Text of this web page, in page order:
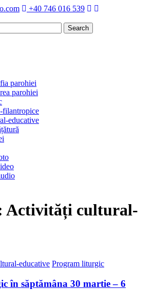
+40 746 016 539
parohiei
parohiei
filantropice
educative
Activități cultural-
educative Program liturgic
în săptămâna 30 martie – 6